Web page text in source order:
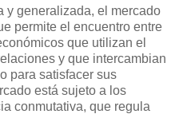
y generalizada, el mercado
permite el encuentro entre
que utilizan el
y que intercambian
para satisfacer sus
está sujeto a los
conmutativa, que regula